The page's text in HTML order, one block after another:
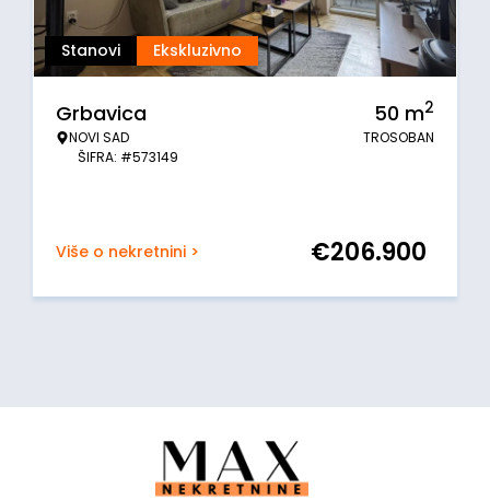
Stanovi Ekskluzivno
Grbavica
NOVI SAD
ŠIFRA: #573149
50 m2
TROSOBAN
Više o nekretnini > €206.900